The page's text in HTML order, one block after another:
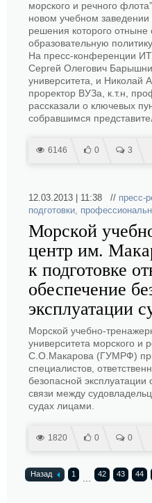
морского и речного
новом учебном
решения которого
образовательную
На пресс-конференции
Сергей Олегович
университета, и Николай
проректор ВУЗа, к.т.н,
рассказали о ключевых
собравшимся
6146 0 3
12.03.2013 | 11:38 // пресс-
подготовки,
Морской
центр им.
к подготовке
обеспечение
эксплуатации
Морской учебно-
университета морского и
С.О.Макарова (ГУМРФ)
специалистов,
безопасной эксплуатации
связи между
судах лицами.
1820 0 0
Назад 1 42 43 44